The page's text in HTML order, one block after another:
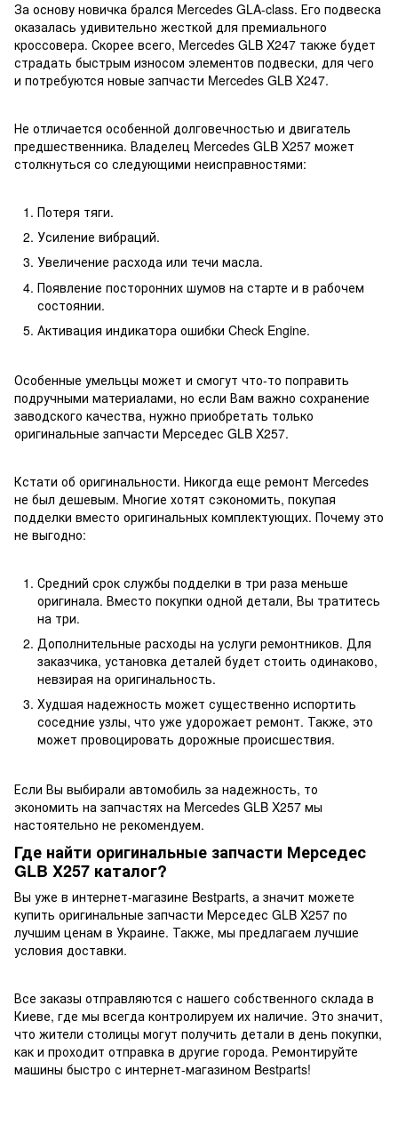
За основу новичка брался Mercedes GLA-class. Его подвеска
оказалась удивительно жесткой для премиального
кроссовера. Скорее всего, Mercedes GLB X247 также будет
страдать быстрым износом элементов подвески, для чего
и потребуются новые запчасти Mercedes GLB X247.
Не отличается особенной долговечностью и двигатель
предшественника. Владелец Mercedes GLB X257 может
столкнуться со следующими неисправностями:
Потеря тяги.
Усиление вибраций.
Увеличение расхода или течи масла.
Появление посторонних шумов на старте и в рабочем
состоянии.
Активация индикатора ошибки Check Engine.
Особенные умельцы может и смогут что-то поправить
подручными материалами, но если Вам важно сохранение
заводского качества, нужно приобретать только
оригинальные запчасти Мерседес GLB X257.
Кстати об оригинальности. Никогда еще ремонт Mercedes
не был дешевым. Многие хотят сэкономить, покупая
подделки вместо оригинальных комплектующих. Почему это
не выгодно:
Средний срок службы подделки в три раза меньше
оригинала. Вместо покупки одной детали, Вы тратитесь
на три.
Дополнительные расходы на услуги ремонтников. Для
заказчика, установка деталей будет стоить одинаково,
невзирая на оригинальность.
Худшая надежность может существенно испортить
соседние узлы, что уже удорожает ремонт. Также, это
может провоцировать дорожные происшествия.
Если Вы выбирали автомобиль за надежность, то
экономить на запчастях на Mercedes GLB X257 мы
настоятельно не рекомендуем.
Где найти оригинальные запчасти Мерседес
GLB X257 каталог?
Вы уже в интернет-магазине Bestparts, а значит можете
купить оригинальные запчасти Мерседес GLB X257 по
лучшим ценам в Украине. Также, мы предлагаем лучшие
условия доставки.
Все заказы отправляются с нашего собственного склада в
Киеве, где мы всегда контролируем их наличие. Это значит,
что жители столицы могут получить детали в день покупки,
как и проходит отправка в другие города. Ремонтируйте
машины быстро с интернет-магазином Bestparts!